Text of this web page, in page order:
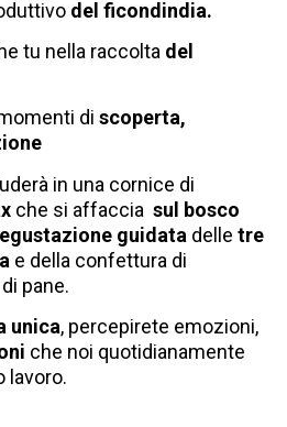
del ficondindia.
tu nella raccolta del
di scoperta,
in una cornice di
che si affaccia sul bosco
guidata delle tre
e della confettura di
pane.
unica, percepirete emozioni,
che noi quotidianamente
lavoro.